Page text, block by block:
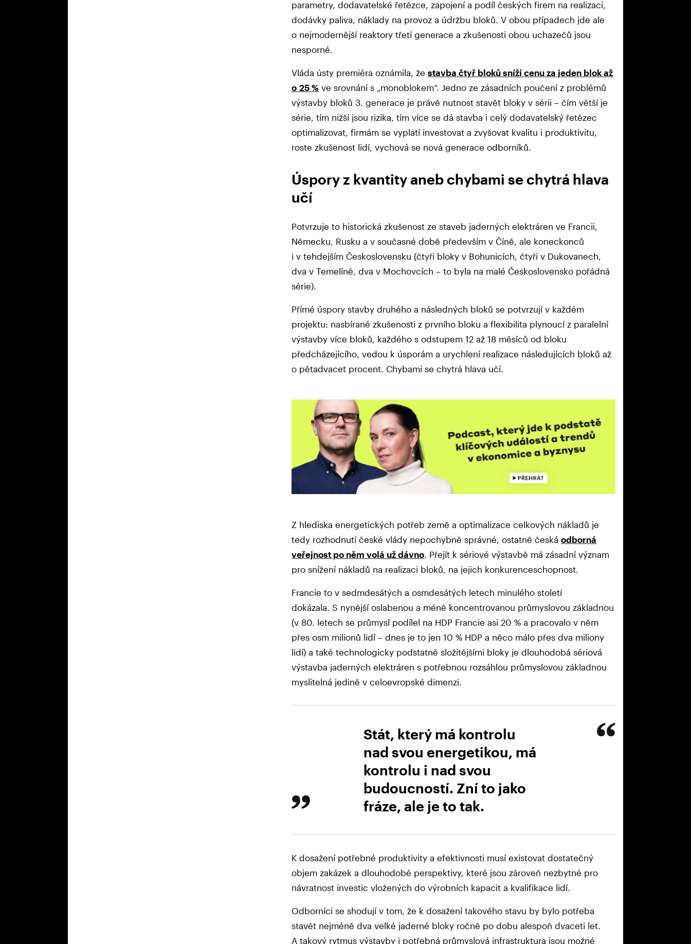
parametry, dodavatelské řetězce, zapojení a podíl českých firem na realizaci,
dodávky paliva, náklady na provoz a údržbu bloků. V obou případech jde ale
o nejmodernější reaktory třetí generace a zkušenosti obou uchazečů jsou
nesporné.
Vláda ústy premiéra oznámila, že stavba čtyř bloků sníží cenu za jeden blok až
o 25 % ve srovnání s „monoblokem“. Jedno ze zásadních poučení z problémů
výstavby bloků 3. generace je právě nutnost stavět bloky v sérii – čím větší je
série, tím nižší jsou rizika, tím více se dá stavba i celý dodavatelský řetězec
optimalizovat, firmám se vyplatí investovat a zvyšovat kvalitu i produktivitu,
roste zkušenost lidí, vychová se nová generace odborníků.
Úspory z kvantity aneb chybami se chytrá hlava
učí
Potvrzuje to historická zkušenost ze staveb jaderných elektráren ve Francii,
Německu, Rusku a v současné době především v Číně, ale koneckonců
i v tehdejším Československu (čtyři bloky v Bohunicích, čtyři v Dukovanech,
dva v Temelíně, dva v Mochovcích – to byla na malé Československo pořádná
série).
Přímé úspory stavby druhého a následných bloků se potvrzují v každém
projektu: nasbírané zkušenosti z prvního bloku a flexibilita plynoucí z paralelní
výstavby více bloků, každého s odstupem 12 až 18 měsíců od bloku
předcházejícího, vedou k úsporám a urychlení realizace následujících bloků až
o pětadvacet procent. Chybami se chytrá hlava učí.
Z hlediska energetických potřeb země a optimalizace celkových nákladů je
tedy rozhodnutí české vlády nepochybně správné, ostatně česká odborná
veřejnost po něm volá už dávno. Přejít k sériové výstavbě má zásadní význam
pro snížení nákladů na realizaci bloků, na jejich konkurenceschopnost.
Francie to v sedmdesátých a osmdesátých letech minulého století
dokázala. S nynější oslabenou a méně koncentrovanou průmyslovou základnou
(v 80. letech se průmysl podílel na HDP Francie asi 20 % a pracovalo v něm
přes osm milionů lidí – dnes je to jen 10 % HDP a něco málo přes dva miliony
lidí) a také technologicky podstatně složitějšími bloky je dlouhodobá sériová
výstavba jaderných elektráren s potřebnou rozsáhlou průmyslovou základnou
myslitelná jedině v celoevropské dimenzi.
Stát, který má kontrolu
nad svou energetikou, má
kontrolu i nad svou
budoucností. Zní to jako
fráze, ale je to tak.
K dosažení potřebné produktivity a efektivnosti musí existovat dostatečný
objem zakázek a dlouhodobé perspektivy, které jsou zároveň nezbytné pro
návratnost investic vložených do výrobních kapacit a kvalifikace lidí.
Odborníci se shodují v tom, že k dosažení takového stavu by bylo potřeba
stavět nejméně dva velké jaderné bloky ročně po dobu alespoň dvaceti let.
A takový rytmus výstavby i potřebná průmyslová infrastruktura jsou možné